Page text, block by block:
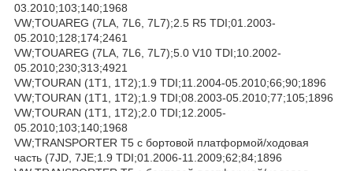
03.2010;103;140;1968
VW;TOUAREG (7LA, 7L6, 7L7);2.5 R5 TDI;01.2003-
05.2010;128;174;2461
VW;TOUAREG (7LA, 7L6, 7L7);5.0 V10 TDI;10.2002-
05.2010;230;313;4921
VW;TOURAN (1T1, 1T2);1.9 TDI;11.2004-05.2010;66;90;1896
VW;TOURAN (1T1, 1T2);1.9 TDI;08.2003-05.2010;77;105;1896
VW;TOURAN (1T1, 1T2);2.0 TDI;12.2005-
05.2010;103;140;1968
VW;TRANSPORTER T5 c бортовой платформой/ходовая
часть (7JD, 7JE;1.9 TDI;01.2006-11.2009;62;84;1896